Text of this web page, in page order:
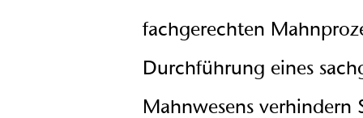
fachgerechten
Durchführung eines
Mahnwesens verhindern